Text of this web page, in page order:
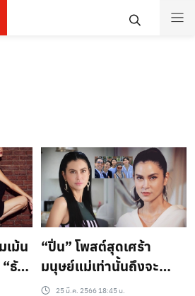
เม้น
“ธัญ
“ปิ่น” โพสต์สุดเศร้า
มนุษย์แม่เท่านั้นถึงจะ
เข้าใจสภาพนี้..!!
25 มี.ค. 2566 18:45 น.